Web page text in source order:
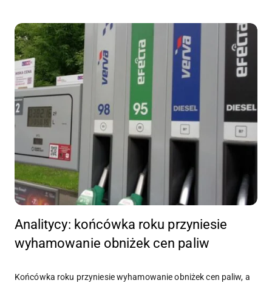
Analitycy: końcówka roku przyniesie
wyhamowanie obniżek cen paliw
Końcówka roku przyniesie wyhamowanie obniżek cen paliw, a